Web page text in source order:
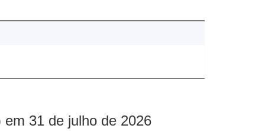
31 de julho de 2026